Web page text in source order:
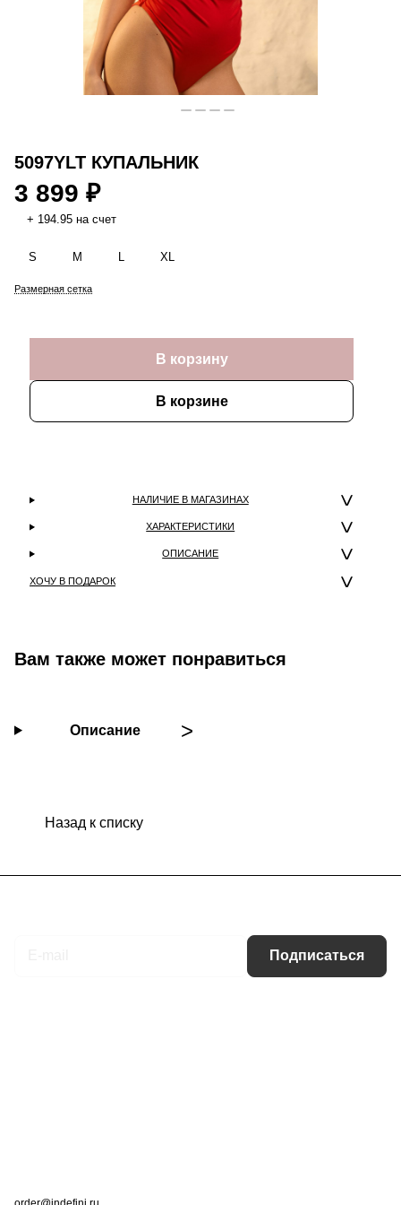
5097YLT КУПАЛЬНИК
3 899 ₽
+ 194.95 на счет
S M L XL
Размерная сетка
В корзину
В корзине
НАЛИЧИЕ В МАГАЗИНАХ
ХАРАКТЕРИСТИКИ
ОПИСАНИЕ
ХОЧУ В ПОДАРОК
Вам также может понравиться
Описание
Назад к списку
Подписаться